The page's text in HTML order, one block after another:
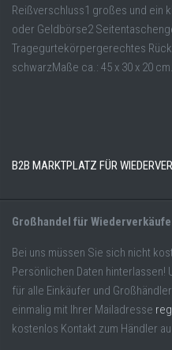
Reißverschluss1 großes und ein
oder Geldbörse2
Tragegurtekörpergerechtes
schwarzMaße ca.: 45 x 30 x 20
B2B MARKTPLATZ FÜR
Großhandel für
Bei uns müssen Sie sich nicht
Persönlichen Daten hinterlassen!
für alle Einkäufer und
einmalig mit Ihrer Mailadresse
kostenlos Kontakt zum Händler